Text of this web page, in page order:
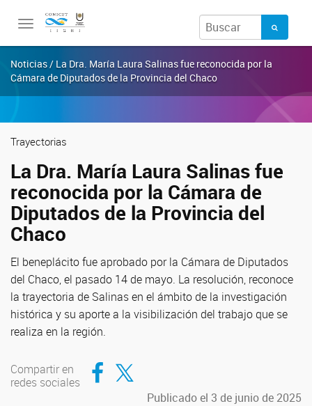
Toggle
Noticias / La Dra. María Laura Salinas fue reconocida por la
Cámara de Diputados de la Provincia del Chaco
Trayectorias
La Dra. María Laura Salinas fue
reconocida por la Cámara de
Diputados de la Provincia del
Chaco
El beneplácito fue aprobado por la Cámara de Diputados
del Chaco, el pasado 14 de mayo. La resolución, reconoce
la trayectoria de Salinas en el ámbito de la investigación
histórica y su aporte a la visibilización del trabajo que se
realiza en la región.
Compartir en
redes sociales
Compartir en Facebook
Compartir en Twitter
Publicado el 3 de junio de 2025